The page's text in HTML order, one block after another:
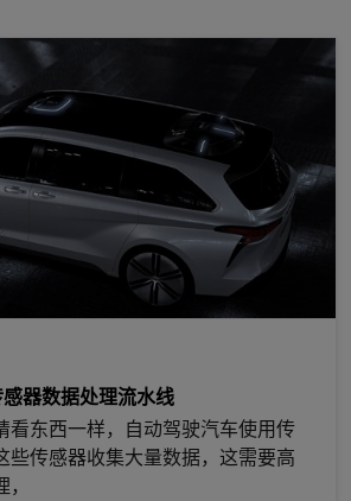
器数据处理流水线
看东西一样，自动驾驶汽车使用传
些传感器收集大量数据，这需要高
据处理流水线